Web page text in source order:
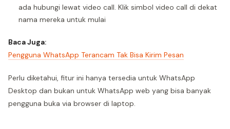
ada hubungi lewat video call. Klik simbol video call di dekat
nama mereka untuk mulai
Baca Juga:
Pengguna WhatsApp Terancam Tak Bisa Kirim Pesan
Perlu diketahui, fitur ini hanya tersedia untuk WhatsApp
Desktop dan bukan untuk WhatsApp web yang bisa banyak
pengguna buka via browser di laptop.